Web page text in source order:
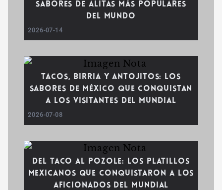
sabores de alitas más populares
del mundo
2026-07-14
Tacos, birria y antojitos: los
sabores de México que conquistan
a los visitantes del Mundial
2026-07-08
Del taco al pozole: los platillos
mexicanos que conquistaron a los
aficionados del Mundial